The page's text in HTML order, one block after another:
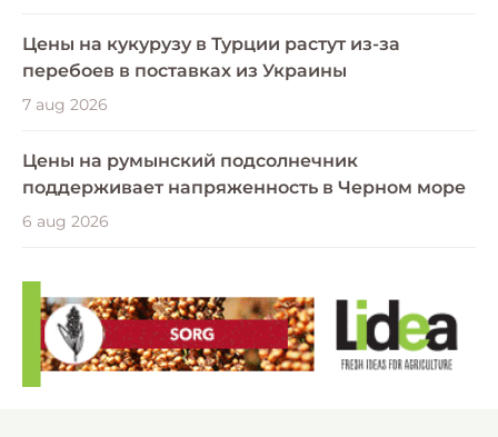
Цены на кукурузу в Турции растут из-за
перебоев в поставках из Украины
7 aug 2026
Цены на румынский подсолнечник
поддерживает напряженность в Черном море
6 aug 2026